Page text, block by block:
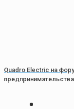
Quadro Electric на